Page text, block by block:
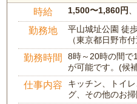
時給 1,500〜1,860円
勤務地
平山城址公園 徒
（東京都日野市付
勤務時間
8時～20時の間で
が可能です。(候
仕事内容
キッチン、トイ
グ、その他のお掃